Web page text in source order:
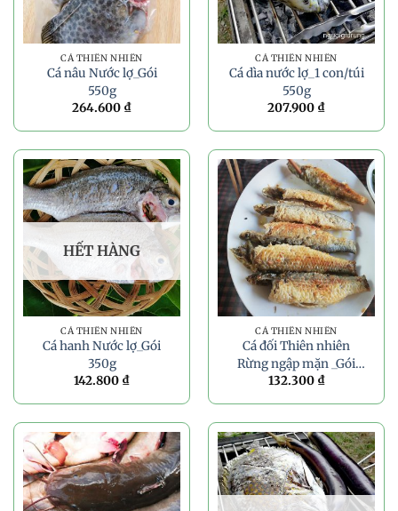
CÁ THIÊN NHIÊN
Cá nâu Nước lợ_Gói
550g
264.600 ₫
CÁ THIÊN NHIÊN
Cá dìa nước lợ_1 con/túi
550g
207.900 ₫
HẾT HÀNG
CÁ THIÊN NHIÊN
Cá hanh Nước lợ_Gói
350g
142.800 ₫
CÁ THIÊN NHIÊN
Cá đối Thiên nhiên
Rừng ngập mặn _Gói
350g
132.300 ₫